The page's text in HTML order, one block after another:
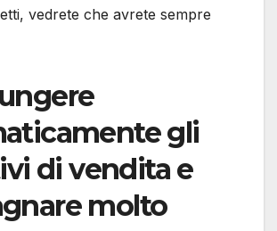
vedrete che avrete sempre
gli
di vendita e
molto